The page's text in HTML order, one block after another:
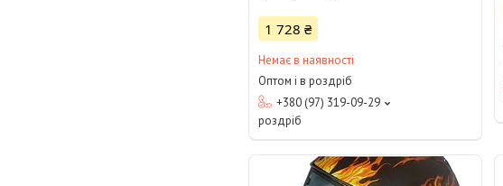
1 728 ₴
Немає в наявності
Оптом і в роздріб
+380 (97) 319-09-29
роздріб